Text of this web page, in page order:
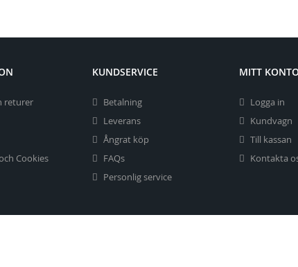
returer
Cookies
KUNDSERVICE
Betalning
Leverans
Ångrat köp
FAQs
Personlig service
MITT
Logga in
Kundvagn
Till kassan
Kontakta